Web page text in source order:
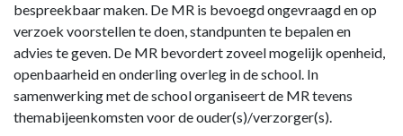
bespreekbaar maken. De MR is bevoegd ongevraagd en op
verzoek voorstellen te doen, standpunten te bepalen en
advies te geven. De MR bevordert zoveel mogelijk openheid,
openbaarheid en onderling overleg in de school. In
samenwerking met de school organiseert de MR tevens
themabijeenkomsten voor de ouder(s)/verzorger(s).